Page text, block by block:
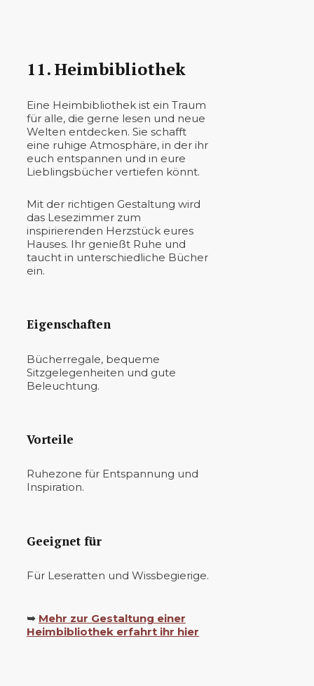
11. Heimbibliothek
Eine Heimbibliothek ist ein Traum
für alle, die gerne lesen und neue
Welten entdecken. Sie schafft
eine ruhige Atmosphäre, in der ihr
euch entspannen und in eure
Lieblingsbücher vertiefen könnt.
Mit der richtigen Gestaltung wird
das Lesezimmer zum
inspirierenden Herzstück eures
Hauses. Ihr genießt Ruhe und
taucht in unterschiedliche Bücher
ein.
Eigenschaften
Bücherregale, bequeme
Sitzgelegenheiten und gute
Beleuchtung.
Vorteile
Ruhezone für Entspannung und
Inspiration.
Geeignet für
Für Leseratten und Wissbegierige.
➥ Mehr zur Gestaltung einer
Heimbibliothek erfahrt ihr hier